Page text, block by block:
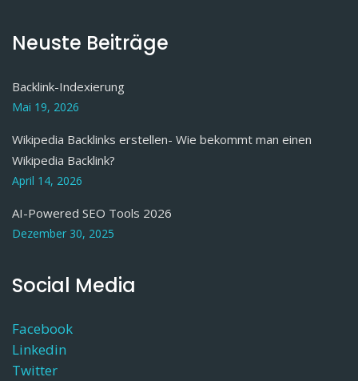
Neuste Beiträge
Backlink-Indexierung
Mai 19, 2026
Wikipedia Backlinks erstellen- Wie bekommt man einen
Wikipedia Backlink?
April 14, 2026
AI-Powered SEO Tools 2026
Dezember 30, 2025
Social Media
Facebook
Linkedin
Twitter